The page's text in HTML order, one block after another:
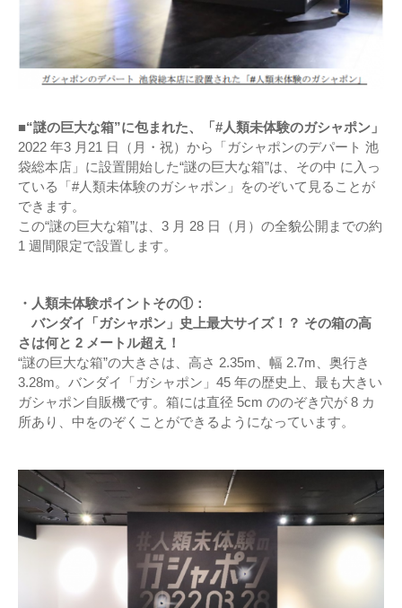
■“謎の巨大な箱”に包まれた、「#人類未体験のガシャポン」
2022 年3 月21 日（月・祝）から「ガシャポンのデパート 池
袋総本店」に設置開始した“謎の巨大な箱”は、その中 に入っ
ている「#人類未体験のガシャポン」をのぞいて見ることが
できます。
この“謎の巨大な箱”は、3 月 28 日（月）の全貌公開までの約
1 週間限定で設置します。
・人類未体験ポイントその①：
バンダイ「ガシャポン」史上最大サイズ！？ その箱の高
さは何と 2 メートル超え！
“謎の巨大な箱”の大きさは、高さ 2.35m、幅 2.7m、奥行き
3.28m。バンダイ「ガシャポン」45 年の歴史上、最も大きい
ガシャポン自販機です。箱には直径 5cm ののぞき穴が 8 カ
所あり、中をのぞくことができるようになっています。